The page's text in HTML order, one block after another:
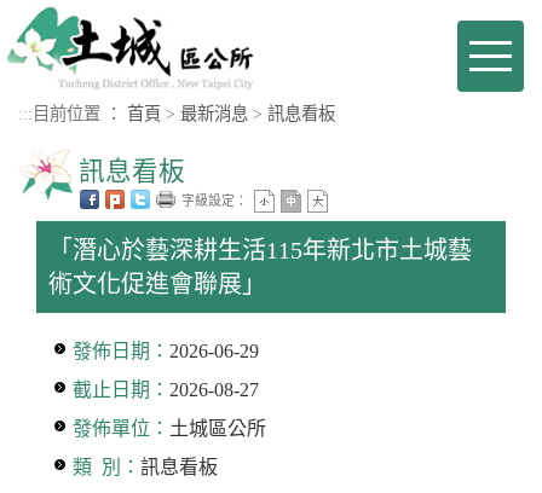
進入內容區塊
Toggle
::: 目前位置 ： 首頁 > 最新消息 > 訊息看板
訊息看板
字級設定：
「潛心於藝深耕生活115年新北市土城藝
術文化促進會聯展」
發佈日期： 2026-06-29
截止日期： 2026-08-27
發佈單位： 土城區公所
類 別： 訊息看板